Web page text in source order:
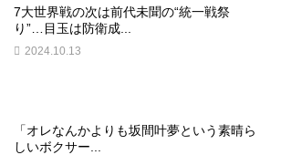
7大世界戦の次は前代未聞の“統一戦祭
り”…目玉は防衛成...
2024.10.13
「オレなんかよりも坂間叶夢という素晴ら
しいボクサー...